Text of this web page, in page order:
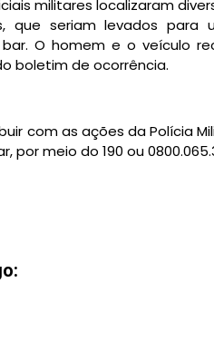
militares localizaram
que seriam levados
O homem e o veículo
boletim de ocorrência.
com as ações da Polícia
por meio do 190 ou